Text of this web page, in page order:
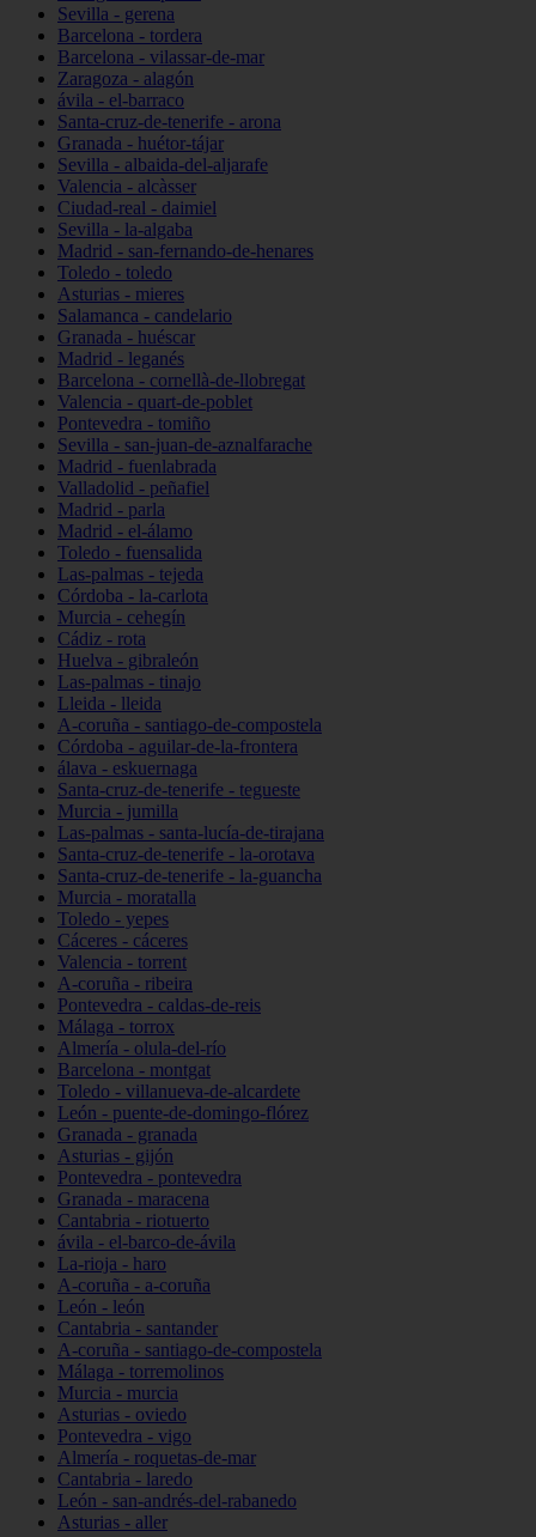
Sevilla - gerena
Barcelona - tordera
Barcelona - vilassar-de-mar
Zaragoza - alagón
ávila - el-barraco
Santa-cruz-de-tenerife - arona
Granada - huétor-tájar
Sevilla - albaida-del-aljarafe
Valencia - alcàsser
Ciudad-real - daimiel
Sevilla - la-algaba
Madrid - san-fernando-de-henares
Toledo - toledo
Asturias - mieres
Salamanca - candelario
Granada - huéscar
Madrid - leganés
Barcelona - cornellà-de-llobregat
Valencia - quart-de-poblet
Pontevedra - tomiño
Sevilla - san-juan-de-aznalfarache
Madrid - fuenlabrada
Valladolid - peñafiel
Madrid - parla
Madrid - el-álamo
Toledo - fuensalida
Las-palmas - tejeda
Córdoba - la-carlota
Murcia - cehegín
Cádiz - rota
Huelva - gibraleón
Las-palmas - tinajo
Lleida - lleida
A-coruña - santiago-de-compostela
Córdoba - aguilar-de-la-frontera
álava - eskuernaga
Santa-cruz-de-tenerife - tegueste
Murcia - jumilla
Las-palmas - santa-lucía-de-tirajana
Santa-cruz-de-tenerife - la-orotava
Santa-cruz-de-tenerife - la-guancha
Murcia - moratalla
Toledo - yepes
Cáceres - cáceres
Valencia - torrent
A-coruña - ribeira
Pontevedra - caldas-de-reis
Málaga - torrox
Almería - olula-del-río
Barcelona - montgat
Toledo - villanueva-de-alcardete
León - puente-de-domingo-flórez
Granada - granada
Asturias - gijón
Pontevedra - pontevedra
Granada - maracena
Cantabria - riotuerto
ávila - el-barco-de-ávila
La-rioja - haro
A-coruña - a-coruña
León - león
Cantabria - santander
A-coruña - santiago-de-compostela
Málaga - torremolinos
Murcia - murcia
Asturias - oviedo
Pontevedra - vigo
Almería - roquetas-de-mar
Cantabria - laredo
León - san-andrés-del-rabanedo
Asturias - aller